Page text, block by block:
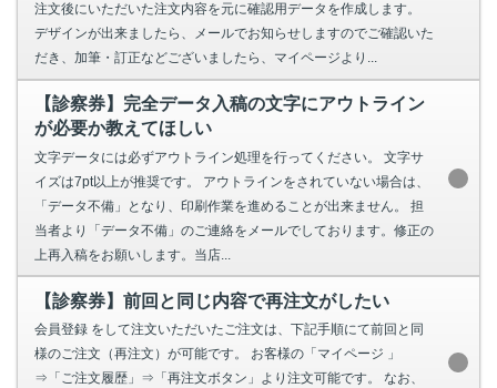
注文後にいただいた注文内容を元に確認用データを作成します。
デザインが出来ましたら、メールでお知らせしますのでご確認いた
だき、加筆・訂正などございましたら、マイページより...
【診察券】完全データ入稿の文字にアウトライン
が必要か教えてほしい
文字データには必ずアウトライン処理を行ってください。 文字サ
イズは7pt以上が推奨です。 アウトラインをされていない場合は、
「データ不備」となり、印刷作業を進めることが出来ません。 担
当者より「データ不備」のご連絡をメールでしております。修正の
上再入稿をお願いします。当店...
【診察券】前回と同じ内容で再注文がしたい
会員登録 をして注文いただいたご注文は、下記手順にて前回と同
様のご注文（再注文）が可能です。 お客様の「マイページ 」
⇒「ご注文履歴」⇒「再注文ボタン」より注文可能です。 なお、